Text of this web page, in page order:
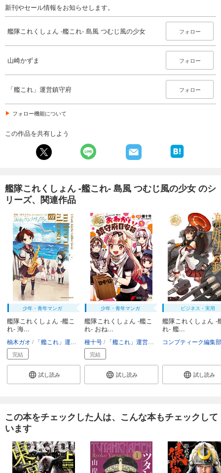
新刊やセール情報をお知らせします。
艦隊これくしょん -艦これ- 島風 つむじ風の少女 フォロー
山崎かずま フォロー
「艦これ」運営鎮守府 フォロー
フォロー機能について
この作品を共有しよう
艦隊これくしょん -艦これ- 島風 つむじ風の少女 のシ
リーズ、関連作品
少年・青年マンガ
艦隊これくしょん -艦こ
れ- 海...
柚木ガオ 「艦これ」運営鎮守府 C2機関
完結
試し読み
少年・青年マンガ
艦隊これくしょん -艦こ
れ- おね...
種十号 「艦これ」運営鎮守府
完結
試し読み
ビジネス・実用
艦隊これくしょん ‐
れ‐ 艦...
コンプティーク編集部
試し読み
この本をチェックした人は、こんな本もチェックして
います